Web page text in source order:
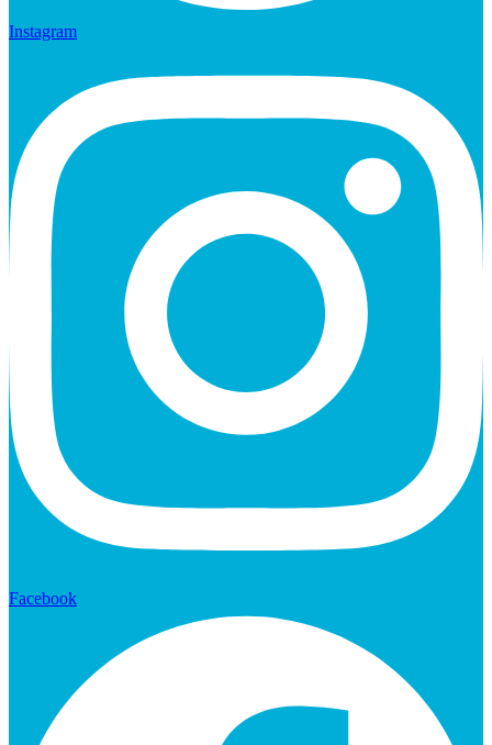
Instagram
Facebook